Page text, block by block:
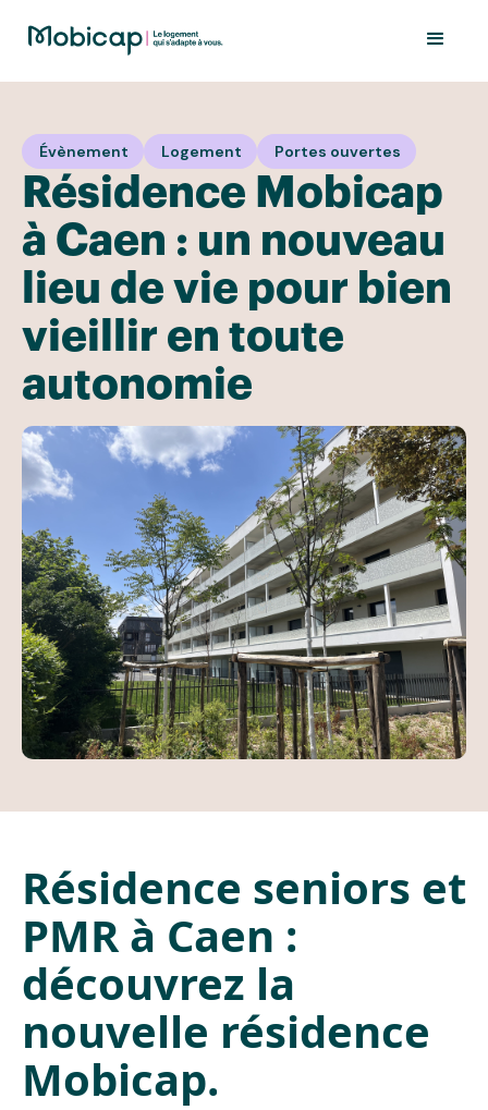
Évènement Logement Portes ouvertes
Résidence Mobicap
à Caen : un nouveau
lieu de vie pour bien
vieillir en toute
autonomie
Résidence seniors et
PMR à Caen :
découvrez la
nouvelle résidence
Mobicap.